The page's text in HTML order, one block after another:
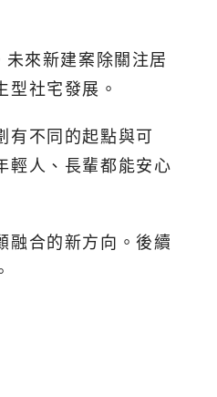
來新建案除關注居
社宅發展。
不同的起點與可
輕人、長輩都能安心
融合的新方向。後續